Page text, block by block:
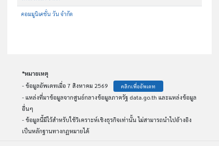
คอมมูนิเคชั่น วัน จำกัด
*หมายเหตุ
- ข้อมูลอัพเดทเมื่อ 7 สิงหาคม 2569
คลิกเพื่ออัพเดท
- แหล่งที่มาข้อมูลจากศูนย์กลางข้อมูลภาครัฐ data.go.th และแหล่งข้อมูล
อื่นๆ
- ข้อมูลนี้มีไว้สำหรับใช้วิเคราะห์เชิงธุรกิจเท่านั้น ไม่สามารถนำไปอ้างอิง
เป็นหลักฐานทางกฏหมายได้